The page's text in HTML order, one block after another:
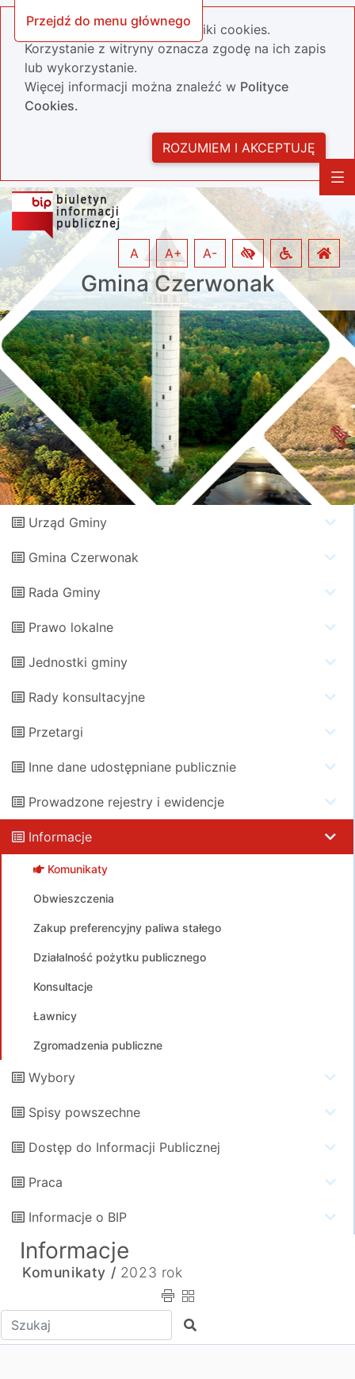
Przejdź do menu głównego
Nasza strona wykorzystuje pliki cookies.
Korzystanie z witryny oznacza zgodę na ich zapis
lub wykorzystanie.
Więcej informacji można znaleźć w Polityce
Cookies.
ROZUMIEM I AKCEPTUJĘ
Gmina Czerwonak
A A+ A-
Urząd Gminy
Gmina Czerwonak
Rada Gminy
Prawo lokalne
Jednostki gminy
Rady konsultacyjne
Przetargi
Inne dane udostępniane publicznie
Prowadzone rejestry i ewidencje
Informacje
Komunikaty
Obwieszczenia
Zakup preferencyjny paliwa stałego
Działalność pożytku publicznego
Konsultacje
Ławnicy
Zgromadzenia publiczne
Wybory
Spisy powszechne
Dostęp do Informacji Publicznej
Praca
Informacje o BIP
Informacje
Komunikaty / 2023 rok
Wpisz tekst do wyszukania Szukaj